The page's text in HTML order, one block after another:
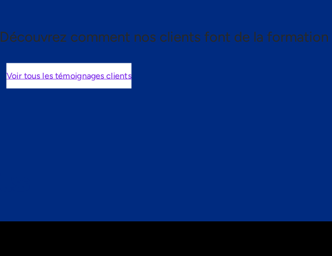
Découvrez comment nos clients font de la
Voir tous les témoignages clients